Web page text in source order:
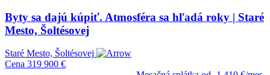
Byty sa dajú kúpiť. Atmosféra sa hľadá roky | Staré
Mesto, Šoltésovej
Staré Mesto, Šoltésovej
Cena 319 900 €